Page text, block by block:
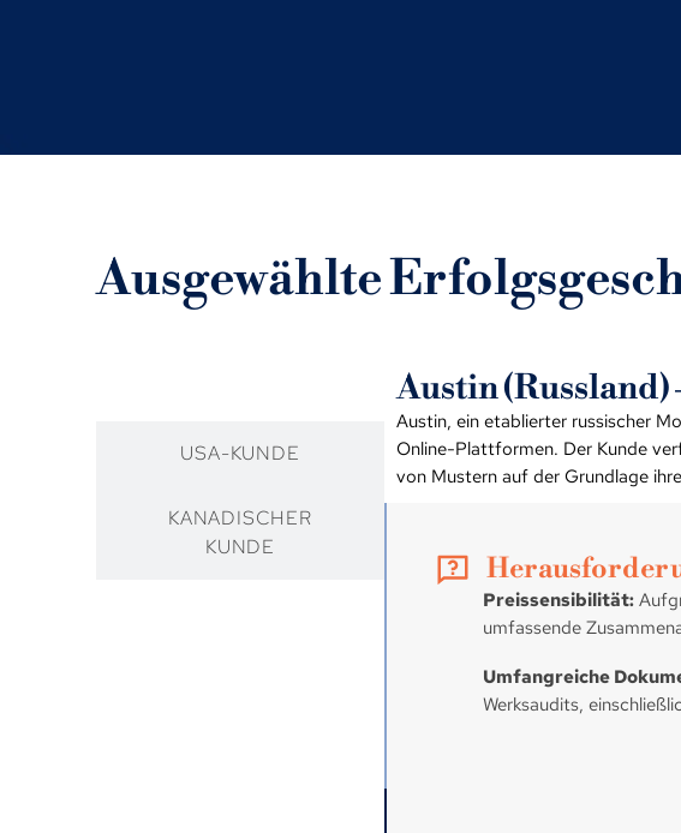
Ausgewählte
USA-KUNDE
KANADISCHER
KUNDE
Austin
Austin, ein etablierter russischer
Online-Plattformen. Der Kunde
von Mustern auf der Grundlage
Preissensibilität:
umfassende
Umfangreiche
Werksaudits,